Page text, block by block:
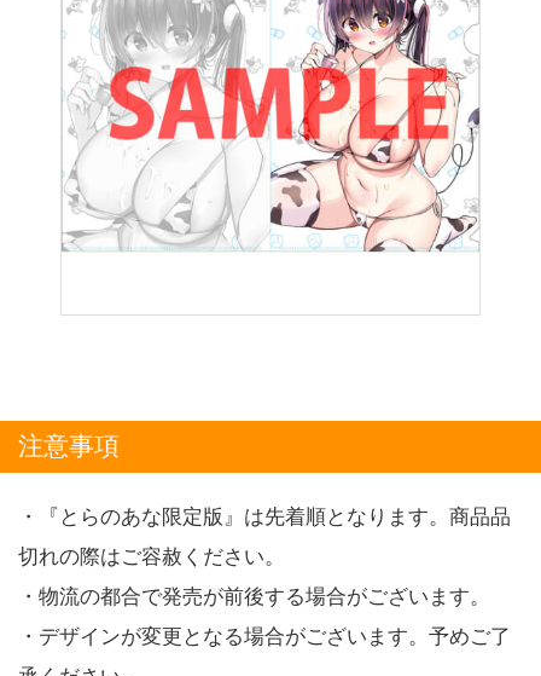
注意事項
・『とらのあな限定版』は先着順となります。商品品
切れの際はご容赦ください。
・物流の都合で発売が前後する場合がございます。
・デザインが変更となる場合がございます。予めご了